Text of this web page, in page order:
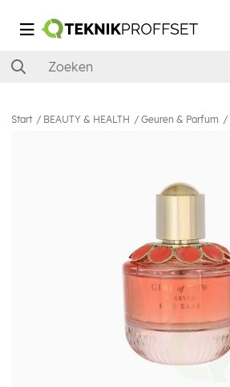
Start BEAUTY & HEALTH Geuren & Parfum